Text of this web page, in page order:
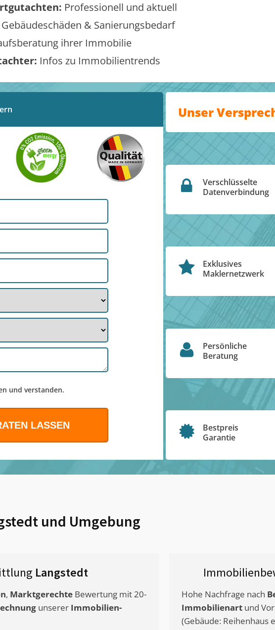
Professionell und aktuell
Gebäudeschäden & Sanierungsbedarf
ihrer Immobilie
Infos zu Immobilientrends
und verstanden.
Unser
Verschlüsselte
Datenverbindung
Exklusives
Maklernetzwerk
Persönliche
Beratung
Bestpreis
Garantie
und Umgebung
Langstedt
, Marktgerechte Bewertung mit 20-
unserer Immobilien-
Hohe Nachfrage nach
Immobilienart und
(Gebäude: Reihenhaus